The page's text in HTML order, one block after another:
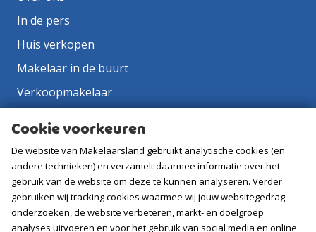
In de pers
Huis verkopen
Makelaar in de buurt
Verkoopmakelaar
Vacatures
Volg ons
Cookie voorkeuren
De website van Makelaarsland gebruikt analytische cookies (en
andere technieken) en verzamelt daarmee informatie over het
gebruik van de website om deze te kunnen analyseren. Verder
gebruiken wij tracking cookies waarmee wij jouw websitegedrag
onderzoeken, de website verbeteren, markt- en doelgroep
analyses uitvoeren en voor het gebruik van social media en online